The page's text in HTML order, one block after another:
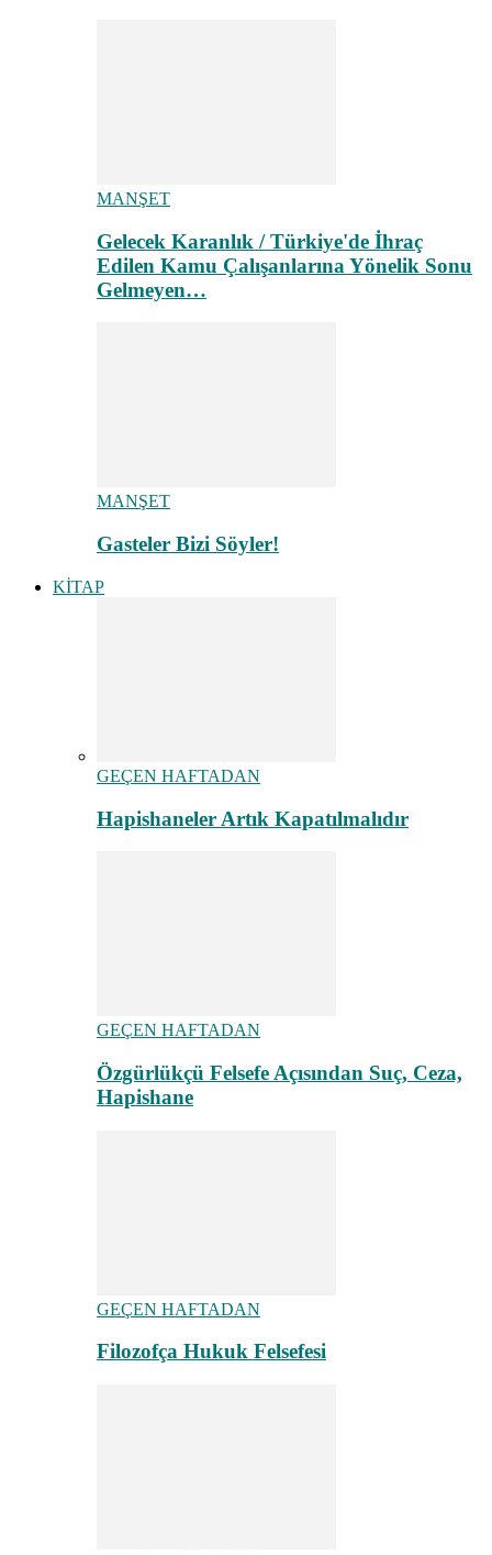
MANŞET
Gelecek Karanlık / Türkiye'de İhraç
Edilen Kamu Çalışanlarına Yönelik Sonu
Gelmeyen…
MANŞET
Gasteler Bizi Söyler!
KİTAP
GEÇEN HAFTADAN
Hapishaneler Artık Kapatılmalıdır
GEÇEN HAFTADAN
Özgürlükçü Felsefe Açısından Suç, Ceza,
Hapishane
GEÇEN HAFTADAN
Filozofça Hukuk Felsefesi